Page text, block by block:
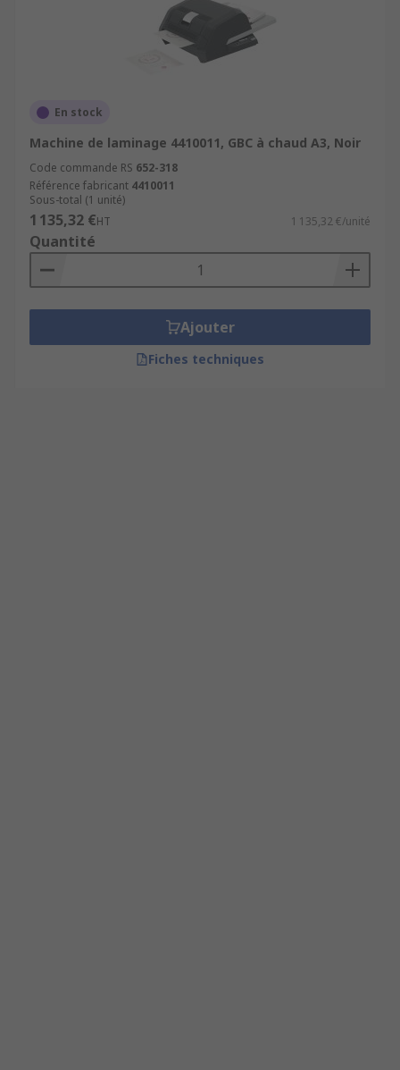
En stock
Machine de laminage 4410011, GBC à chaud A3, Noir
Code commande RS 652-318
Référence fabricant 4410011
Sous-total (1 unité)
1 135,32 €HT 1 135,32 €/unité
Quantité
Ajouter
Fiches techniques